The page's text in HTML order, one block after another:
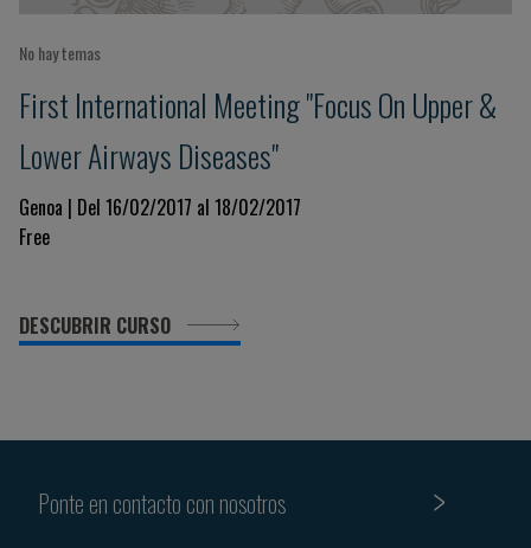
No hay temas
First International Meeting "Focus On Upper &
Lower Airways Diseases"
Genoa | Del 16/02/2017 al 18/02/2017
Free
DESCUBRIR CURSO
Ponte en contacto con nosotros